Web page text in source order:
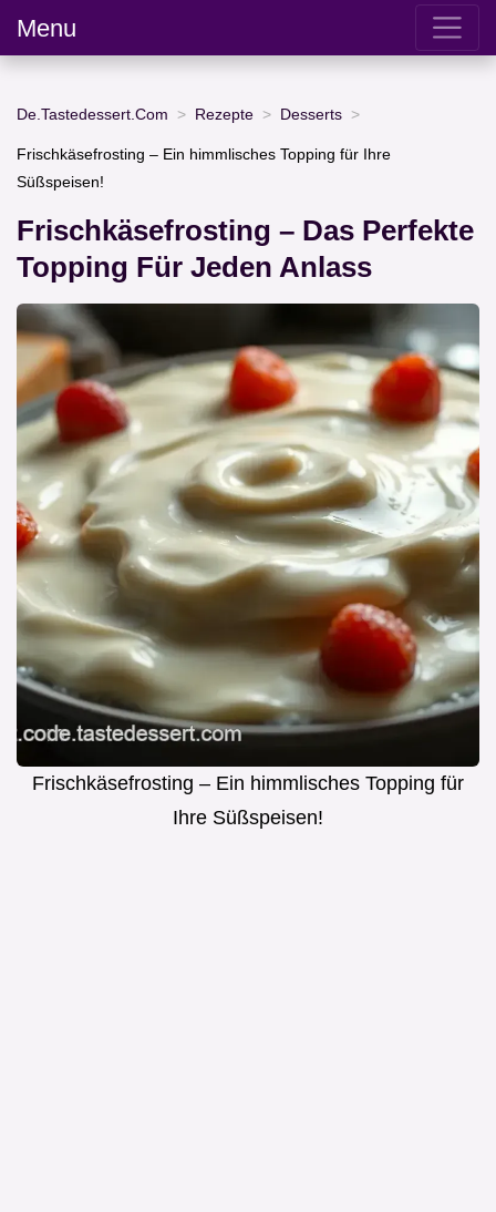
Menu
De.Tastedessert.Com Rezepte Desserts
Frischkäsefrosting – Ein himmlisches Topping für Ihre
Süßspeisen!
Frischkäsefrosting – Das Perfekte
Topping Für Jeden Anlass
Frischkäsefrosting – Ein himmlisches Topping für
Ihre Süßspeisen!